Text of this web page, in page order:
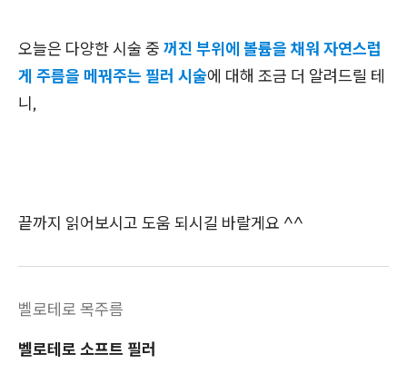
오늘은 다양한 시술 중 꺼진 부위에 볼륨을 채워 자연스럽
게 주름을 메꿔주는 필러 시술에 대해 조금 더 알려드릴 테
니,
끝까지 읽어보시고 도움 되시길 바랄게요 ^^
벨로테로 목주름
벨로테로 소프트 필러